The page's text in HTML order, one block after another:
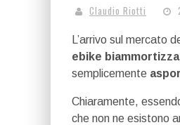
Claudio Riotti
L’arrivo sul mercato
ebike
semplicemente
Chiaramente,
che non ne esistono